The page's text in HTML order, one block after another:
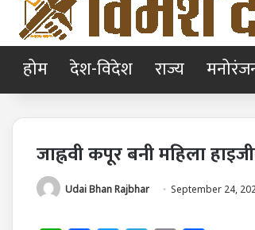
होम देश-विदेश राज्य
जाह्नवी कपूर बनी महिला
Udai Bhan Rajbhar September 24,